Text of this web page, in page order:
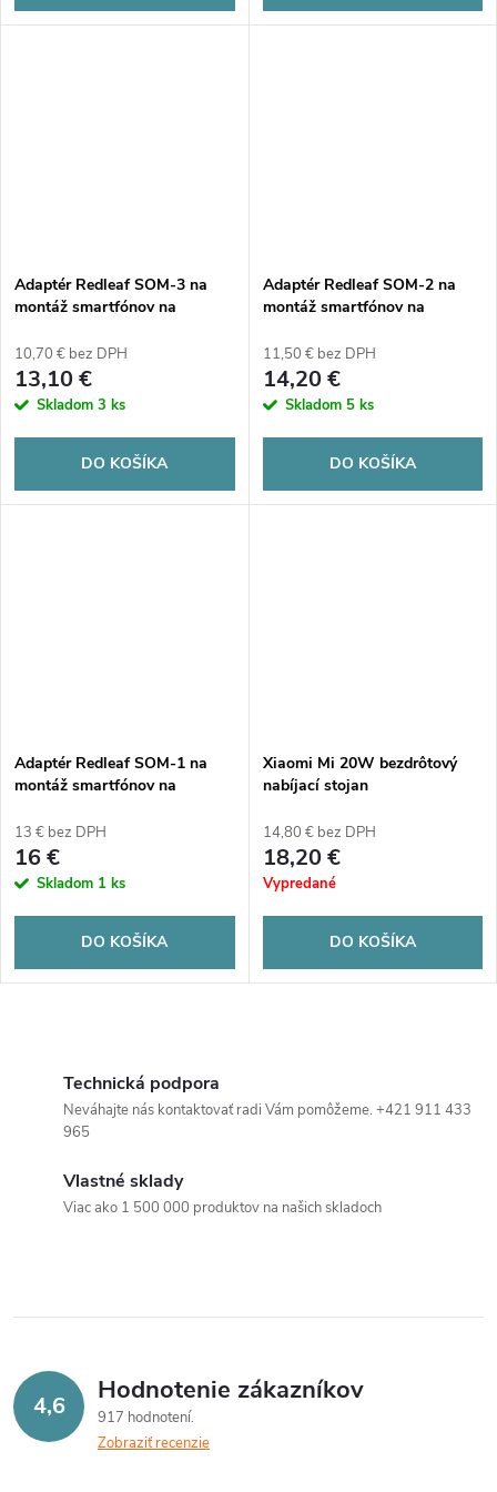
Adaptér Redleaf SOM-3 na
montáž smartfónov na
mikroskopy
10,70 € bez DPH
13,10 €
Skladom 3 ks
DO KOŠÍKA
Adaptér Redleaf SOM-2 na
montáž smartfónov na
mikroskopy
11,50 € bez DPH
14,20 €
Skladom 5 ks
DO KOŠÍKA
Adaptér Redleaf SOM-1 na
montáž smartfónov na
mikroskopy
13 € bez DPH
16 €
Skladom 1 ks
DO KOŠÍKA
Xiaomi Mi 20W bezdrôtový
nabíjací stojan
14,80 € bez DPH
18,20 €
Vypredané
DO KOŠÍKA
c
e
p
Technická podpora
Neváhajte nás kontaktovať radi Vám pomôžeme. +421 911 433
965
Vlastné sklady
Viac ako 1 500 000 produktov na našich skladoch
4,6 Hodnotenie zákazníkov
917 hodnotení
Zobraziť recenzie